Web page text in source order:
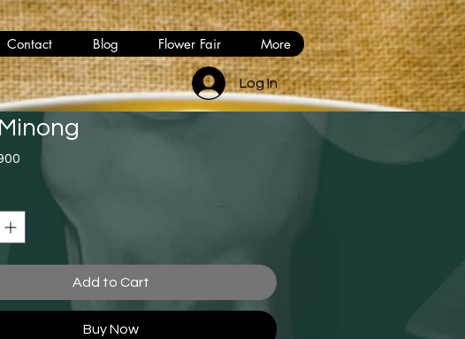
Contact Blog Flower Fair More
Log In
Add to Cart
Buy Now